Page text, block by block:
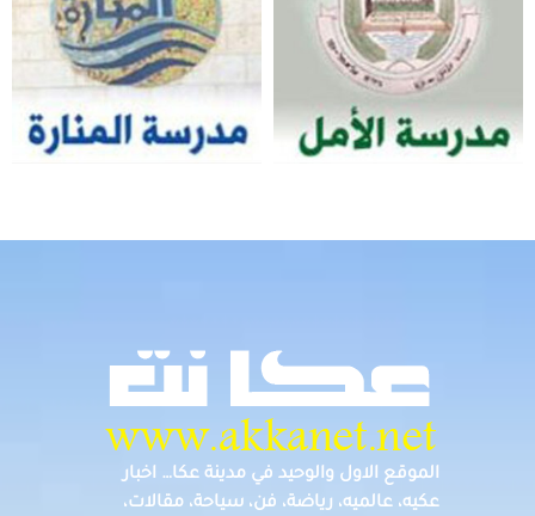
الموقع الاول والوحيد في مدينة عكا… اخبار
عكيه، عالميه، رياضة، فن، سياحة، مقالات،